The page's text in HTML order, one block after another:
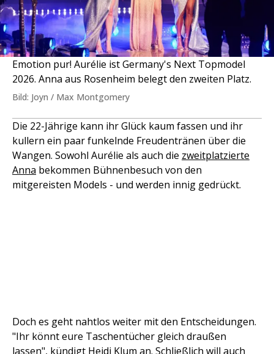
Emotion pur! Aurélie ist Germany's Next Topmodel
2026. Anna aus Rosenheim belegt den zweiten Platz.
Bild: Joyn / Max Montgomery
Die 22-Jährige kann ihr Glück kaum fassen und ihr
kullern ein paar funkelnde Freudentränen über die
Wangen. Sowohl Aurélie als auch die zweitplatzierte
Anna bekommen Bühnenbesuch von den
mitgereisten Models - und werden innig gedrückt.
Doch es geht nahtlos weiter mit den Entscheidungen.
"Ihr könnt eure Taschentücher gleich draußen
lassen", kündigt Heidi Klum an. Schließlich will auch